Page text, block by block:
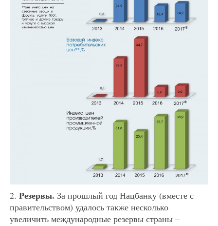
2. Резервы. За прошлый год Нацбанку (вместе с
правительством) удалось также несколько
увеличить международные резервы страны –